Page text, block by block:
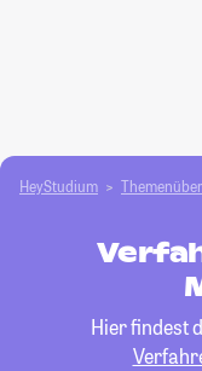
HeyStudium
Hier findest